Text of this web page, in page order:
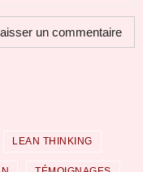
LEAN THINKING